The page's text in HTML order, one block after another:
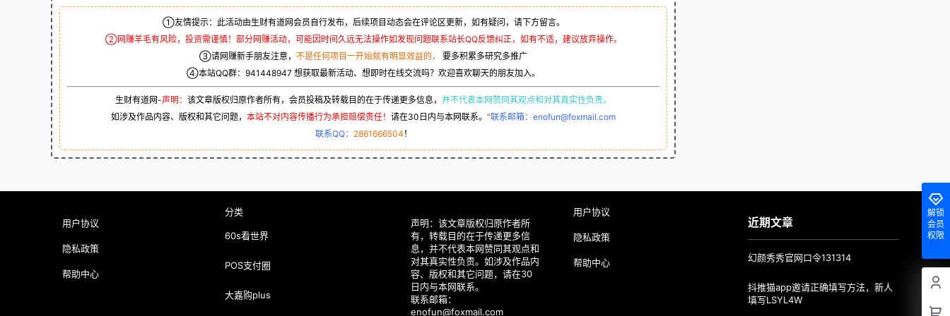
①友情提示：此活动由生财有道网会员自行发布，后续项目动态会在评论区更新，如有疑问，请下方留言。
②网赚羊毛有风险，投资需谨慎！部分网赚活动，可能因时间久远无法操作如发现问题联系站长QQ反馈纠正，如有不适，建议放弃操作。
③请网赚新手朋友注意， 不是任何项目一开始就有明显效益的，
要多积累多研究多推广
④本站QQ群： 941448947 想获取最新活动、想即时在线交流吗？欢迎喜欢聊天的朋友加入。
生财有道网-声明： 该文章版权归原作者所有，会员投稿及转载目的在于传递更多信息， 并不代表本网赞同其观点和对其真实性负责。
如涉及作品内容、版权和其它问题， 本站不对内容传播行为承担赔偿责任！ 请在30日内与本网联系。 “联系邮箱：enofun@foxmail.com
联系QQ： 2861666504 ！
解锁
会员
权限
用户协议
隐私政策
帮助中心
分类
60s看世界
POS支付圈
大嘉购plus
声明：该文章版权归原作者所
有，转载目的在于传递更多信
息，并不代表本网赞同其观点和
对其真实性负责。如涉及作品内
容、版权和其它问题，请在30
日内与本网联系。
联系邮箱：
enofun@foxmail.com
用户协议
隐私政策
帮助中心
近期文章
幻颜秀秀官网口令131314
抖推猫app邀请正确填写方法，新人
填写LSYL4W